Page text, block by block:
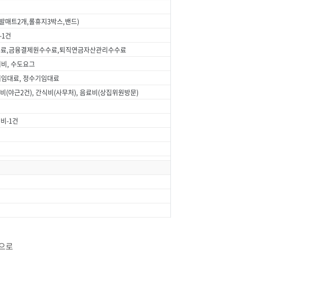
매트2개,롤휴지3박스,밴드)
건
,금융결제원수수료,퇴직연금자산관리수수료
, 수도요그
대료, 정수기임대료
(야근2건), 간식비(사무처), 음료비(상집위원방문)
-1건
로